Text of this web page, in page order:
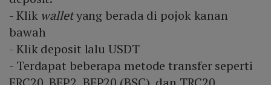
- Klik walletyang berada di pojok kanan
bawah
- Klik deposit lalu USDT
- Terdapat beberapa metode transfer seperti